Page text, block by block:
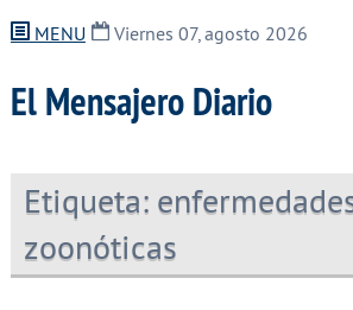
MENU Viernes 07, agosto 2026
El Mensajero Diario
Etiqueta:
zoonóticas